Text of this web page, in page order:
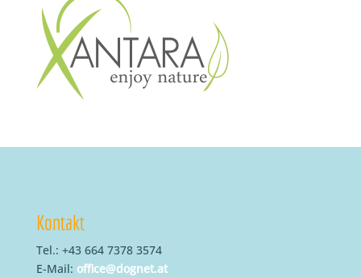
Kontakt
Tel.: +43 664 7378 3574
E-Mail: office@dognet.at